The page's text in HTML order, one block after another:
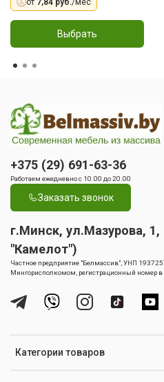
Выбрать
Категории товаров
+375 (29) 691-63-36
Работаем ежедневно с 10.00 до 20.00
Заказать звонок
г.Минск, ул.Мазурова,
"Камелот")
Частное предприятие "Белмассив", УНП
Мингорисполкомом, регистрационный номер в